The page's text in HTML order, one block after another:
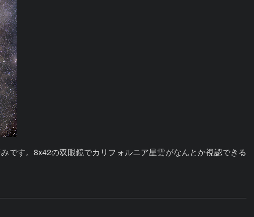
です。8x42の双眼鏡でカリフォルニア星雲がなんとか視認できる